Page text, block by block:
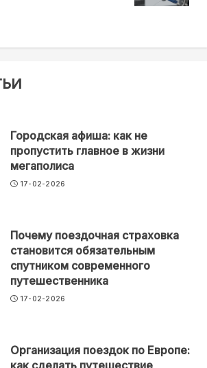
Городская афиша: как не
пропустить главное в жизни
мегаполиса
17-02-2026
Почему поездочная страховка
становится обязательным
спутником современного
путешественника
17-02-2026
Организация поездок по Европе: